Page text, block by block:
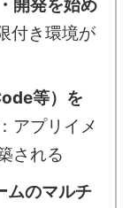
開発を始め
付き環境が
等）を
：アプリイメ
される
のマルチ